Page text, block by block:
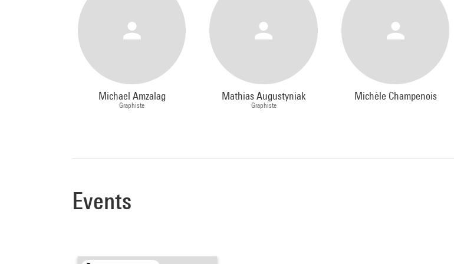
Michael Amzalag
Graphiste
Mathias Augustyniak
Graphiste
Michèle Champenois
Events